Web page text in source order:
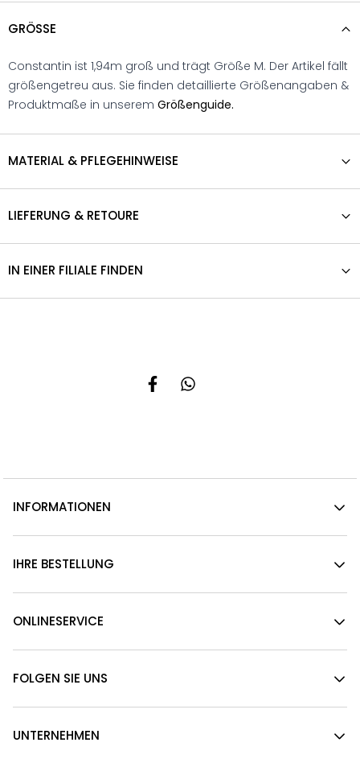
GRÖSSE
Constantin ist 1,94m groß und trägt Größe M. Der Artikel fällt
größengetreu aus. Sie finden detaillierte Größenangaben &
Produktmaße in unserem Größenguide.
MATERIAL & PFLEGEHINWEISE
LIEFERUNG & RETOURE
IN EINER FILIALE FINDEN
INFORMATIONEN
IHRE BESTELLUNG
ONLINESERVICE
FOLGEN SIE UNS
UNTERNEHMEN